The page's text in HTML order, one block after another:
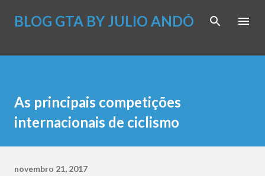
Pular para o conteúdo principal
BLOG GTA BY JULIO ANDÓ
As principais competições
internacionais de ciclismo
novembro 21, 2017